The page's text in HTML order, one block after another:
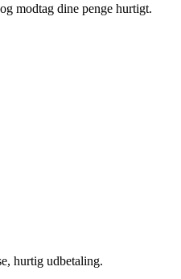
modtag dine penge hurtigt.
hurtig udbetaling.